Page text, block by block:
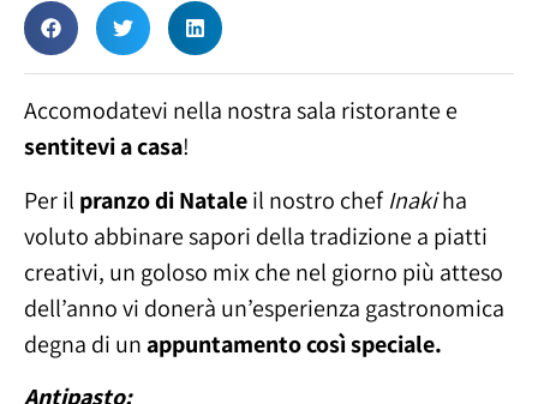
Accomodatevi nella nostra sala ristorante e
sentitevi a casa!
Per il pranzo di Nataleil nostro chef Inakiha
voluto abbinare sapori della tradizione a piatti
creativi, un goloso mix che nel giorno più atteso
dell’anno vi donerà un’esperienza gastronomica
degna di un appuntamento così speciale.
Antipasto: